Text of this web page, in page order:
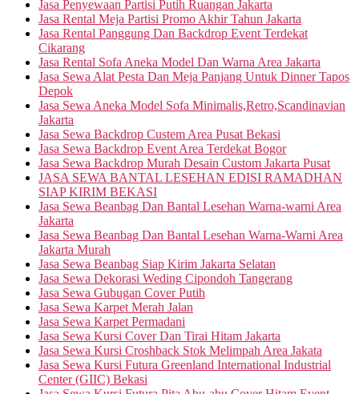
Jasa Penyewaan Partisi Putih Ruangan Jakarta
Jasa Rental Meja Partisi Promo Akhir Tahun Jakarta
Jasa Rental Panggung Dan Backdrop Event Terdekat
Cikarang
Jasa Rental Sofa Aneka Model Dan Warna Area Jakarta
Jasa Sewa Alat Pesta Dan Meja Panjang Untuk Dinner Tapos
Depok
Jasa Sewa Aneka Model Sofa Minimalis,Retro,Scandinavian
Jakarta
Jasa Sewa Backdrop Custem Area Pusat Bekasi
Jasa Sewa Backdrop Event Area Terdekat Bogor
Jasa Sewa Backdrop Murah Desain Custom Jakarta Pusat
JASA SEWA BANTAL LESEHAN EDISI RAMADHAN
SIAP KIRIM BEKASI
Jasa Sewa Beanbag Dan Bantal Lesehan Warna-warni Area
Jakarta
Jasa Sewa Beanbag Dan Bantal Lesehan Warna-Warni Area
Jakarta Murah
Jasa Sewa Beanbag Siap Kirim Jakarta Selatan
Jasa Sewa Dekorasi Weding Cipondoh Tangerang
Jasa Sewa Gubugan Cover Putih
Jasa Sewa Karpet Merah Jalan
Jasa Sewa Karpet Permadani
Jasa Sewa Kursi Cover Dan Tirai Hitam Jakarta
Jasa Sewa Kursi Croshback Stok Melimpah Area Jakata
Jasa Sewa Kursi Futura Greenland International Industrial
Center (GIIC) Bekasi